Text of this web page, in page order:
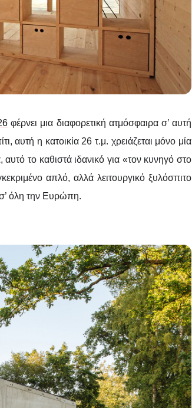
φέρνει μια διαφορετική ατμόσφαιρα σ’ αυτή
αυτή η κατοικία 26 τ.μ. χρειάζεται μόνο μία
το καθιστά ιδανικό για «τον κυνηγό στο
απλό, αλλά λειτουργικό ξυλόσπιτο
σ’ όλη την Ευρώπη.